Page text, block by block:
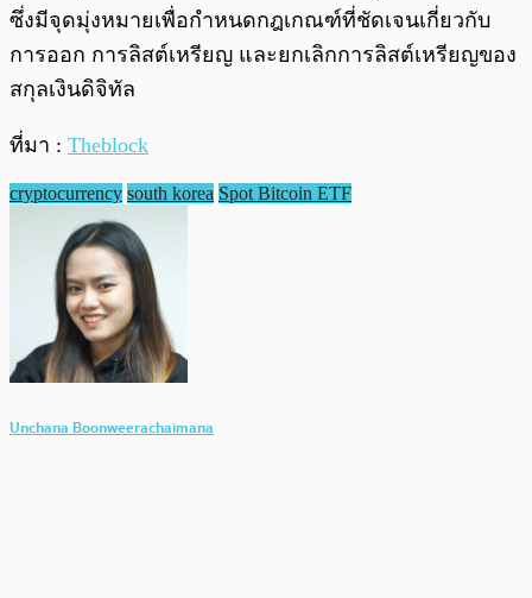
ซึ่งมีจุดมุ่งหมายเพื่อกำหนดกฎเกณฑ์ที่ชัดเจนเกี่ยวกับ
การออก การลิสต์เหรียญ และยกเลิกการลิสต์เหรียญของ
สกุลเงินดิจิทัล
ที่มา : Theblock
cryptocurrency south korea Spot Bitcoin ETF
Unchana Boonweerachaimana